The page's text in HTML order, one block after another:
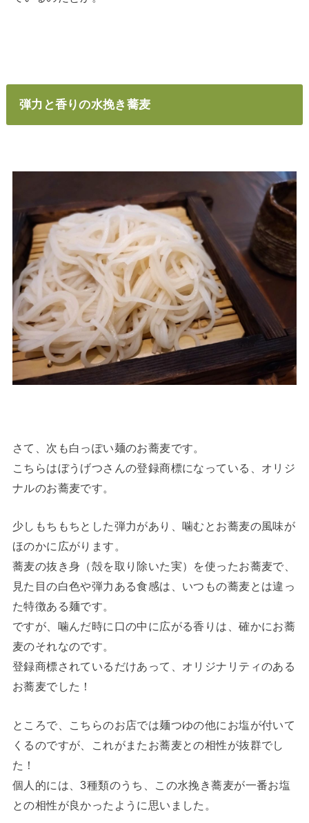
弾力と香りの水挽き蕎麦
さて、次も白っぽい麺のお蕎麦です。
こちらはぼうげつさんの登録商標になっている、オリジ
ナルのお蕎麦です。
少しもちもちとした弾力があり、噛むとお蕎麦の風味が
ほのかに広がります。
蕎麦の抜き身（殻を取り除いた実）を使ったお蕎麦で、
見た目の白色や弾力ある食感は、いつもの蕎麦とは違っ
た特徴ある麺です。
ですが、噛んだ時に口の中に広がる香りは、確かにお蕎
麦のそれなのです。
登録商標されているだけあって、オリジナリティのある
お蕎麦でした！
ところで、こちらのお店では麺つゆの他にお塩が付いて
くるのですが、これがまたお蕎麦との相性が抜群でし
た！
個人的には、3種類のうち、この水挽き蕎麦が一番お塩
との相性が良かったように思いました。